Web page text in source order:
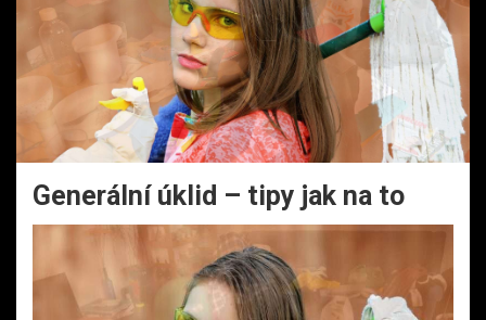
Generální úklid – tipy jak na to